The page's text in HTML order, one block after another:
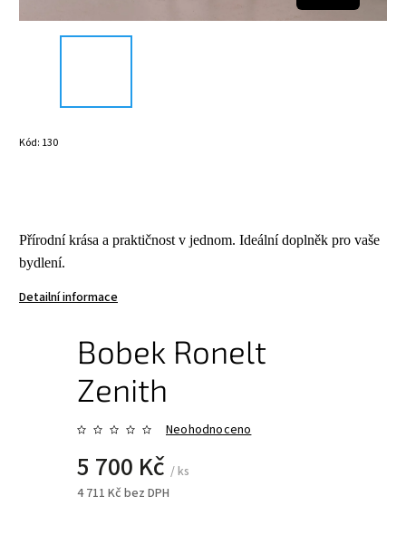
Kód: 130
Přírodní krása a praktičnost v jednom. Ideální doplněk pro vaše
bydlení.
Detailní informace
Bobek Ronelt
Zenith
Neohodnoceno
5 700 Kč / ks
4 711 Kč bez DPH